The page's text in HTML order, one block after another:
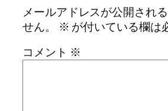
メールアドレスが公開され
せん。
※ が付いている欄は
コメント ※